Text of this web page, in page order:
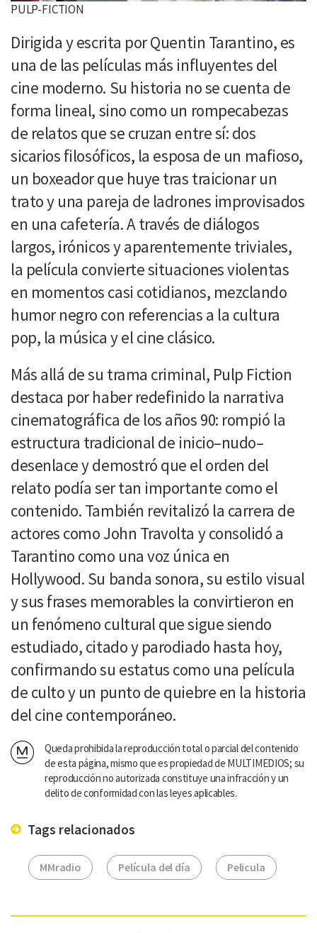
PULP-FICTION
Dirigida y escrita por Quentin Tarantino, es
una de las películas más influyentes del
cine moderno. Su historia no se cuenta de
forma lineal, sino como un rompecabezas
de relatos que se cruzan entre sí: dos
sicarios filosóficos, la esposa de un mafioso,
un boxeador que huye tras traicionar un
trato y una pareja de ladrones improvisados
en una cafetería. A través de diálogos
largos, irónicos y aparentemente triviales,
la película convierte situaciones violentas
en momentos casi cotidianos, mezclando
humor negro con referencias a la cultura
pop, la música y el cine clásico.
Más allá de su trama criminal, Pulp Fiction
destaca por haber redefinido la narrativa
cinematográfica de los años 90: rompió la
estructura tradicional de inicio–nudo–
desenlace y demostró que el orden del
relato podía ser tan importante como el
contenido. También revitalizó la carrera de
actores como John Travolta y consolidó a
Tarantino como una voz única en
Hollywood. Su banda sonora, su estilo visual
y sus frases memorables la convirtieron en
un fenómeno cultural que sigue siendo
estudiado, citado y parodiado hasta hoy,
confirmando su estatus como una película
de culto y un punto de quiebre en la historia
del cine contemporáneo.
Queda prohibida la reproducción total o parcial del contenido
de esta página, mismo que es propiedad de MULTIMEDIOS; su
reproducción no autorizada constituye una infracción y un
delito de conformidad con las leyes aplicables.
Tags relacionados
MMradio Película del día Pelicula